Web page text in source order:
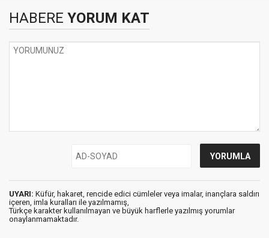
HABERE YORUM KAT
UYARI: Küfür, hakaret, rencide edici cümleler veya imalar, inançlara saldırı
içeren, imla kuralları ile yazılmamış,
Türkçe karakter kullanılmayan ve büyük harflerle yazılmış yorumlar
onaylanmamaktadır.